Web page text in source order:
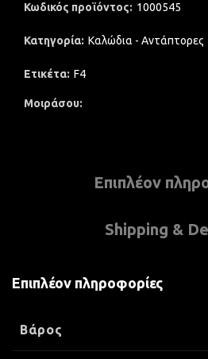
Κωδικός προϊόντος: 1000545
Κατηγορία: Καλώδια - Αντάπτορες
Ετικέτα: F4
Μοιράσου
Επιπλέον
Shipping &
Επιπλέον πληροφορίες
Βάρος